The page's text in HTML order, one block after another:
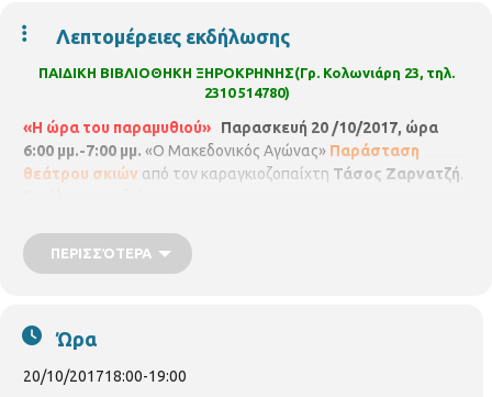
Λεπτομέρειες εκδήλωσης
ΠΑΙΔΙΚΗ ΒΙΒΛΙΟΘΗΚΗ ΞΗΡΟΚΡΗΝΗΣ(Γρ. Κολωνιάρη 23, τηλ.
2310 514780)
«Η ώρα του παραμυθιού»
Παρασκευή 20 /10/2017, ώρα
6:00 μμ.-7:00 μμ. «Ο Μακεδονικός Αγώνας» Παράσταση
θεάτρου σκιών από τον καραγκιοζοπαίχτη Τάσος Ζαρνατζή.
ΠΕΡΙΣΣΌΤΕΡΑ
Ώρα
20/10/201718:00-19:00